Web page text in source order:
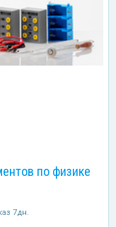
по физике
7дн.